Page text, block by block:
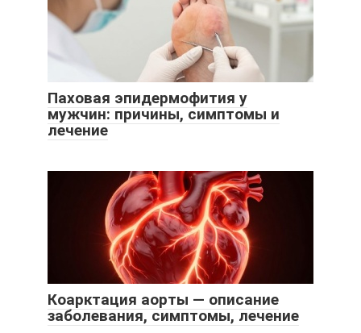
Паховая эпидермофития у
мужчин: причины, симптомы и
лечение
Коарктация аорты — описание
заболевания, симптомы, лечение